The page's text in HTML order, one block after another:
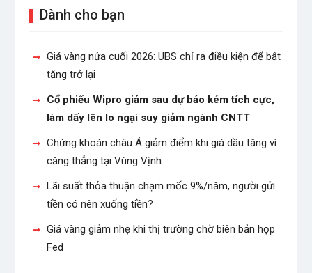
Dành cho bạn
Giá vàng nửa cuối 2026: UBS chỉ ra điều kiện để bật
tăng trở lại
Cổ phiếu Wipro giảm sau dự báo kém tích cực,
làm dấy lên lo ngại suy giảm ngành CNTT
Chứng khoán châu Á giảm điểm khi giá dầu tăng vì
căng thẳng tại Vùng Vịnh
Lãi suất thỏa thuận chạm mốc 9%/năm, người gửi
tiền có nên xuống tiền?
Giá vàng giảm nhẹ khi thị trường chờ biên bản họp
Fed